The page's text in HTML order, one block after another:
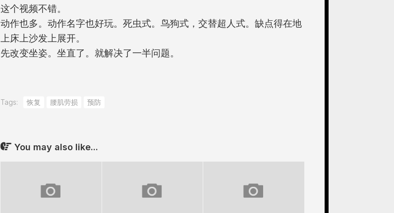
这个视频不错。
动作也多。动作名字也好玩。死虫式。鸟狗式，交替超人式。缺点得在地
上床上沙发上展开。
先改变坐姿。坐直了。就解决了一半问题。
Tags: 恢复 腰肌劳损 预防
You may also like...